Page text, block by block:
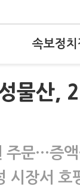
속보정치
물산,
문…증액
시장서 호